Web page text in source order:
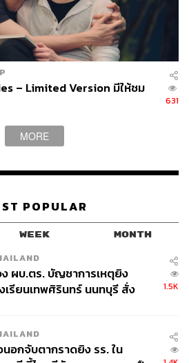
คือ ตัวละครเผ่าเอลฟ์ ที่ในอดีตมัก
มสง่างาม แต่ในปัจจุบันกลับเต็มไป
ว่าจะเป็น ฟรีเรน ที่โด่งดังมาจากซี
ำลังอยู่ในจุดที่ท็อปฟอร์มในปีนี้
าพจำของเอลฟ์มลายหายไปจนหมด
บติดตลกว่า หากผู้แต่งThe Hobbit
กอย่างไร คำตอบนั้นคงเป็นเรื่องที่
– Limited Version มีให้ชม
631
MORE
POPULAR
WEEK MONTH
ผบ.ตร. บัญชาการเหตุยิง
เรียนเทพศิรินทร์ นนทบุรี สั่ง
1.5K
อกจับตากราดยิง รร. ใน